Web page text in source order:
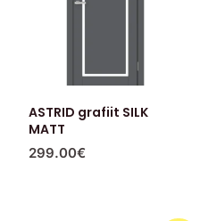
ASTRID grafiit SILK
MATT
299.00€